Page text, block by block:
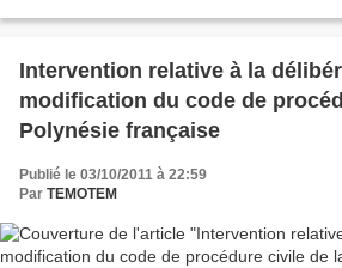
Intervention relative à la
modification du code de
Polynésie française
Publié le 03/10/2011 à 22:59
Par TEMOTEM